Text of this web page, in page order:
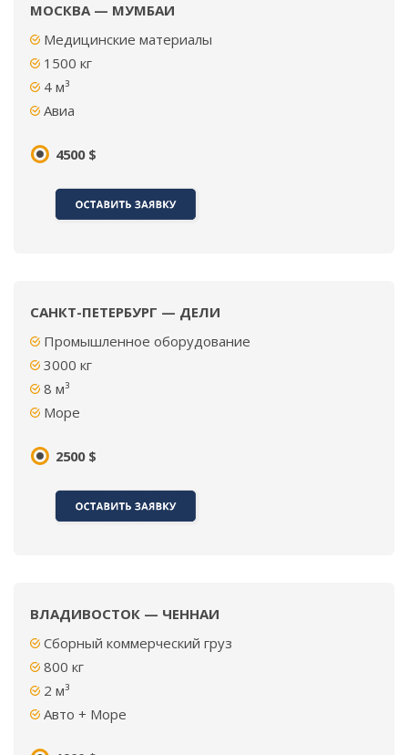
МОСКВА — МУМБАИ
Медицинские материалы
1500 кг
4 м³
Авиа
4500 $
САНКТ-ПЕТЕРБУРГ — ДЕЛИ
Промышленное оборудование
3000 кг
8 м³
Море
2500 $
ВЛАДИВОСТОК — ЧЕННАИ
Сборный коммерческий груз
800 кг
2 м³
Авто + Море